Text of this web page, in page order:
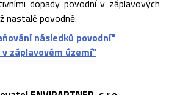
dopady povodní v záplavových
nastalé povodně.
následků povodní"
záplavovém území"